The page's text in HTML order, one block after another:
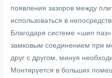
появления зазоров между
использоваться в
Благодаря системе «шип
замковым соединением при
друг с другом, минуя
Монтируется в больших